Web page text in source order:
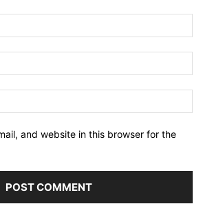
and website in this browser for the